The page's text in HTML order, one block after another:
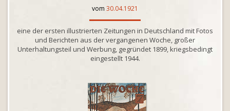
vom 30.04.1921
eine der ersten illustrierten Zeitungen in Deutschland mit Fotos
und Berichten aus der vergangenen Woche, großer
Unterhaltungsteil und Werbung, gegründet 1899, kriegsbedingt
eingestellt 1944.